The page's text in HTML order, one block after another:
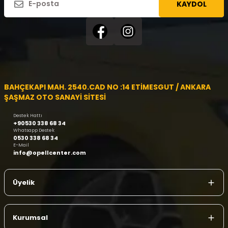
KAYDOL
BAHÇEKAPI MAH. 2540.CAD NO :14 ETİMESGUT / ANKARA
ŞAŞMAZ OTO SANAYİ SİTESİ
Destek Hattı
+90530 338 68 34
Whatsapp Destek
0530 338 68 34
E-Mail
info@opellcenter.com
Üyelik
Kurumsal